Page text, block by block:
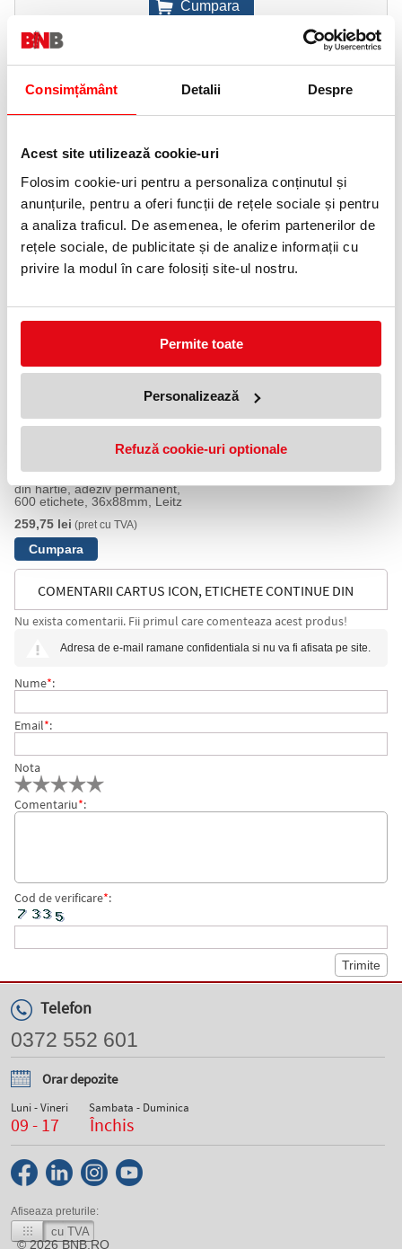
Consimțământ Detalii Despre
Acest site utilizează cookie-uri
Folosim cookie-uri pentru a personaliza conținutul și
anunțurile, pentru a oferi funcții de rețele sociale și pentru
a analiza traficul. De asemenea, le oferim partenerilor de
rețele sociale, de publicitate și de analize informații cu
privire la modul în care folosiți site-ul nostru.
Permite toate
Personalizează
Refuză cookie-uri optionale
Adauga in wishlist
Taie eticheta la dimensiunea dorită, pentru a eticheta colete,
· Lățime: 88 mm
· Lungime: 22 m
· Adeziv permanent
· Hârtie albă
· Se poate tăia la lungimea dorită, de la 28 mm la 910 mm
Cartus Icon, etichete pre-taiate
din hartie, adeziv permanent,
600 etichete, 36x88mm, Leitz
259,75 lei (pret cu TVA)
COMENTARII CARTUS ICON, ETICHETE CONTINUE DIN
HARTIE, ADEZIV PERMANENT, 88MMX22M, LEITZ
Nu exista comentarii. Fii primul care comenteaza acest produs!
Adresa de e-mail ramane confidentiala si nu va fi afisata pe site.
Nume*:
Email*:
Nota
Comentariu*:
Cod de verificare*:
Telefon
0372 552 601
Orar depozite
Luni - Vineri
09 - 17
Sambata - Duminica
Închis
Afiseaza preturile:
cu TVA
© 2026BNB.RO